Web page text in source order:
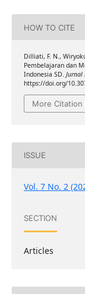
HOW TO CITE
Dilliati, F. N.,
Pembelajaran dan
Indonesia SD. Jurnal
https://doi.org/
More Citation
ISSUE
Vol. 7 No. 2
SECTION
Articles